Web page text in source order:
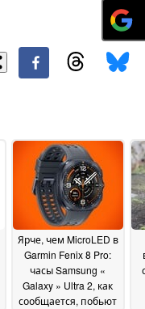
Ярче, чем MicroLED в
Garmin Fenix 8 Pro:
часы Samsung «
Galaxy » Ultra 2, как
сообщается, побьют